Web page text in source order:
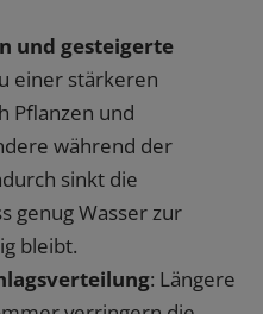
und gesteigerte
einer stärkeren
Pflanzen und
während der
sinkt die
genug Wasser zur
bleibt.
: Längere